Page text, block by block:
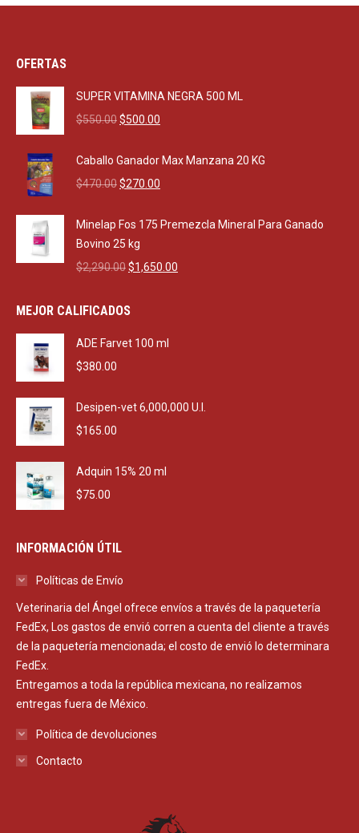
OFERTAS
SUPER VITAMINA NEGRA 500 ML
$550.00Original
was:
$550.00.
$500.00
is:
Caballo Ganador Max Manzana 20 KG
$470.00Original
was:
$470.00.
$270.00
is:
Minelap Fos 175 Premezcla Mineral Para Ganado
Bovino 25 kg
$2,290.00Original
was:
$1,650.00
MEJOR CALIFICADOS
ADE Farvet 100 ml
$380.00
Desipen-vet 6,000,000 U.I.
$165.00
Adquin 15% 20 ml
$75.00
INFORMACIÓN ÚTIL
Políticas de Envío
Veterinaria del Ángel ofrece envíos a través de la paquetería
FedEx, Los gastos de envió corren a cuenta del cliente a través
de la paquetería mencionada; el costo de envió lo determinara
FedEx.
Entregamos a toda la república mexicana, no realizamos
entregas fuera de México.
Política de devoluciones
Contacto